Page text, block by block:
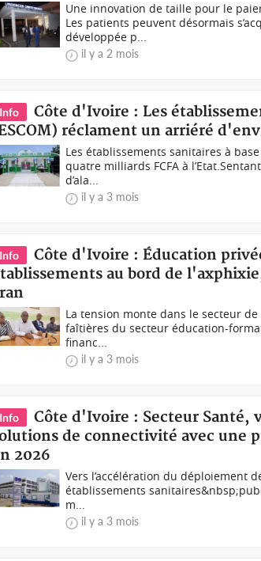
Une innovation de taille pour le
Les patients peuvent désormais
développée p...
il y a 2 mois
Info
Côte d'Ivoire : Les
réclament un arriéré
Les établissements sanitaires à
quatre milliards FCFA à
d’ala...
il y a 3 mois
Info
Côte d'Ivoire : Éducation
au bord de
La tension monte dans le secteur de
faîtières du secteur éducation-
financ...
il y a 3 mois
Info
Côte d'Ivoire : Secteur Santé,
de connectivité avec une
2026
Vers l’accélération du déploiement
établissements
m...
il y a 3 mois